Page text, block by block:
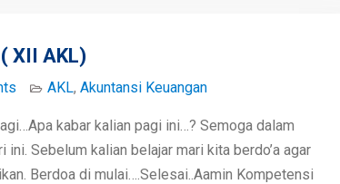
XII AKL)
AKL, Akuntansi Keuangan
kabar kalian pagi ini…? Semoga dalam
Sebelum kalian belajar mari kita berdo’a agar
Berdoa di mulai….Selesai..Aamin Kompetensi